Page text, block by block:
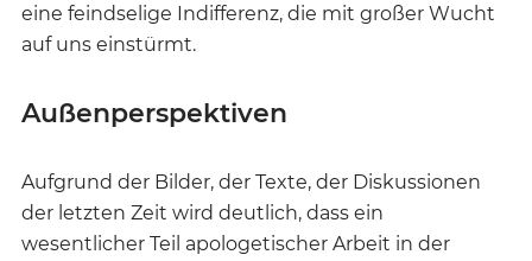
eine feindselige Indifferenz, die mit großer Wucht
auf uns einstürmt.
Außenperspektiven
Aufgrund der Bilder, der Texte, der Diskussionen
der letzten Zeit wird deutlich, dass ein
wesentlicher Teil apologetischer Arbeit in der